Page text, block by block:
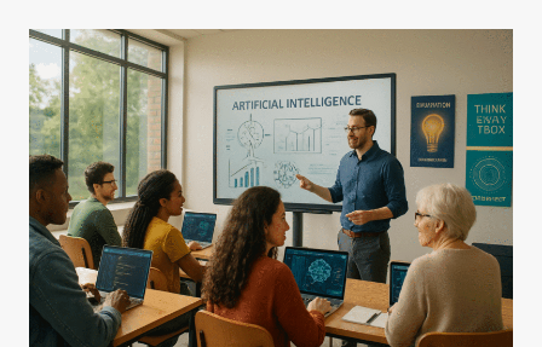
ET
NOSTALGIQUE
DE
NYAN
CAT
SUR
RANK-
BY-
PING.COM
!